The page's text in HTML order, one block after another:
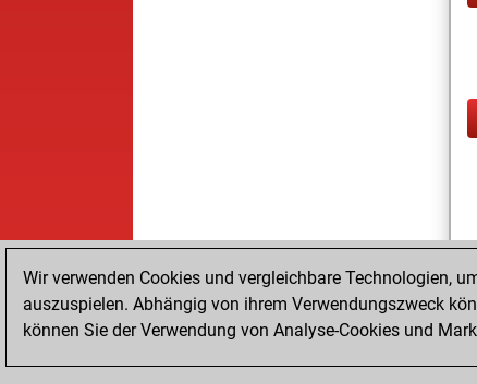
Wir verwenden Cookies und vergleichbare Technologien,
auszuspielen. Abhängig von ihrem Verwendungszweck
können Sie der Verwendung von Analyse-Cookies und